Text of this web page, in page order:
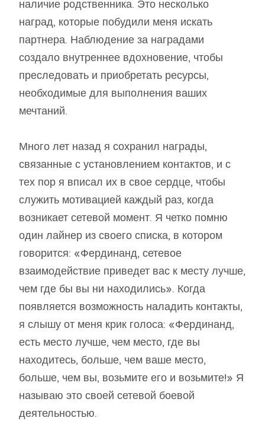
наличие родственника. Это несколько
наград, которые побудили меня искать
партнера. Наблюдение за наградами
создало внутреннее вдохновение, чтобы
преследовать и приобретать ресурсы,
необходимые для выполнения ваших
мечтаний.
Много лет назад я сохранил награды,
связанные с установлением контактов, и с
тех пор я вписал их в свое сердце, чтобы
служить мотивацией каждый раз, когда
возникает сетевой момент. Я четко помню
один лайнер из своего списка, в котором
говорится: «Фердинанд, сетевое
взаимодействие приведет вас к месту лучше,
чем где бы вы ни находились». Когда
появляется возможность наладить контакты,
я слышу от меня крик голоса: «Фердинанд,
есть место лучше, чем место, где вы
находитесь, больше, чем ваше место,
больше, чем вы, возьмите его и возьмите!» Я
называю это своей сетевой боевой
деятельностью.